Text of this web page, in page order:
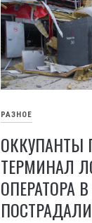
РАЗНОЕ
ОККУПАНТЫ
ТЕРМИНАЛ
ОПЕРАТОРА